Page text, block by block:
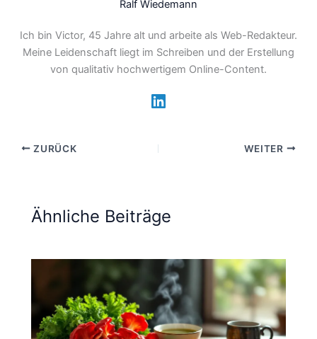
Ralf Wiedemann
Ich bin Victor, 45 Jahre alt und arbeite als Web-Redakteur.
Meine Leidenschaft liegt im Schreiben und der Erstellung
von qualitativ hochwertigem Online-Content.
ZURÜCK WEITER
Ähnliche Beiträge